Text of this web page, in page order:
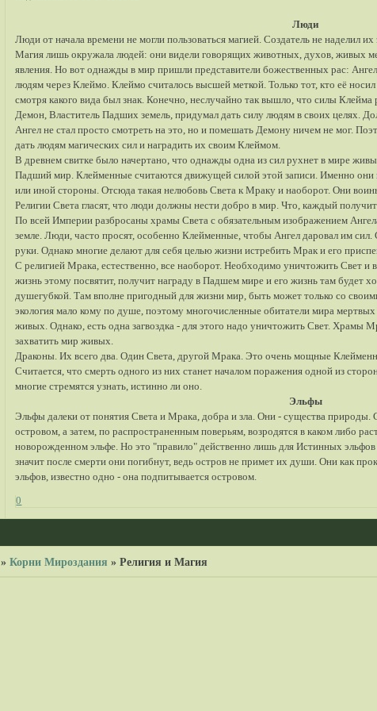
Люди
Люди от начала времени не могли пользоваться магией. Создатель не наделил
Магия лишь окружала людей: они видели говорящих животных, духов, живых
явления. Но вот однажды в мир пришли представители божественных рас:
людям через Клеймо. Клеймо считалось высшей меткой. Только тот, кто её
смотря какого вида был знак. Конечно, неслучайно так вышло, что силы
Демон, Властитель Падших земель, придумал дать силу людям в своих целях.
Ангел не стал просто смотреть на это, но и помешать Демону ничем не мог.
дать людям магических сил и наградить их своим Клеймом.
В древнем свитке было начертано, что однажды одна из сил рухнет в мире
Падший мир. Клейменные считаются движущей силой этой записи. Именно они
или иной стороны. Отсюда такая нелюбовь Света к Мраку и наоборот. Они
Религии Света гласят, что люди должны нести добро в мир. Что, каждый
По всей Империи разбросаны храмы Света с обязательным изображением
земле. Люди, часто просят, особенно Клейменные, чтобы Ангел даровал им сил.
руки. Однако многие делают для себя целью жизни истребить Мрак и его
С религией Мрака, естественно, все наоборот. Необходимо уничтожить Свет и
жизнь этому посвятит, получит награду в Падшем мире и его жизнь там будет
душегубкой. Там вполне пригодный для жизни мир, быть может только со
экология мало кому по душе, поэтому многочисленные обитатели мира
живых. Однако, есть одна загвоздка - для этого надо уничтожить Свет. Храмы
захватить мир живых.
Драконы. Их всего два. Один Света, другой Мрака. Это очень мощные
Считается, что смерть одного из них станет началом поражения одной из
многие стремятся узнать, истинно ли оно.
Эльфы
Эльфы далеки от понятия Света и Мрака, добра и зла. Они - существа природы.
островом, а затем, по распространенным поверьям, возродятся в каком либо
новорожденном эльфе. Но это "правило" действенно лишь для Истинных
значит после смерти они погибнут, ведь остров не примет их души. Они как
эльфов, известно одно - она подпитывается островом.
0
» Корни Мироздания » Религия и Магия